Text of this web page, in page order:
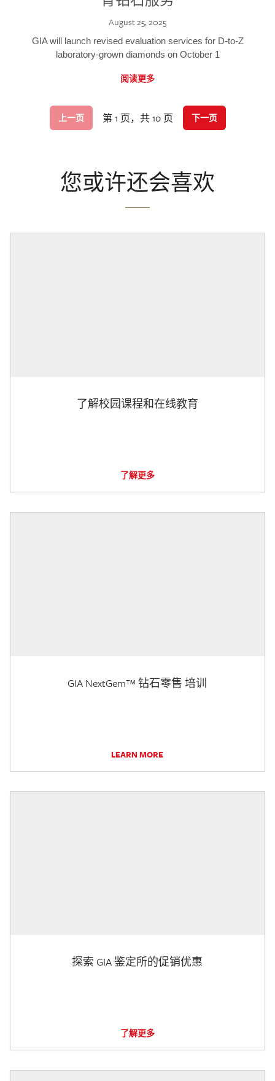
August 25, 2025
GIA will launch revised evaluation services for D-to-Z
laboratory-grown diamonds on October 1
阅读更多
上一页 第 1 页，共 10 页 下一页
您或许还会喜欢
了解校园课程和在线教育
了解更多
GIA NextGem™ 钻石零售 培训
LEARN MORE
探索 GIA 鉴定所的促销优惠
了解更多